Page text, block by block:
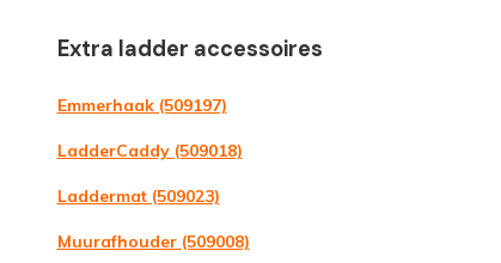
Extra ladder accessoires
Emmerhaak (509197)
LadderCaddy (509018)
Laddermat (509023)
Muurafhouder (509008)